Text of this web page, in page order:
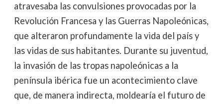
atravesaba las convulsiones provocadas por la
Revolución Francesa y las Guerras Napoleónicas,
que alteraron profundamente la vida del país y
las vidas de sus habitantes. Durante su juventud,
la invasión de las tropas napoleónicas a la
península ibérica fue un acontecimiento clave
que, de manera indirecta, moldearía el futuro de